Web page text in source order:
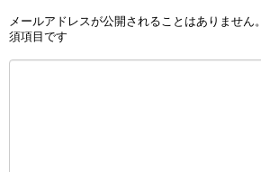
メールアドレスが公開されることはありません。
須項目です